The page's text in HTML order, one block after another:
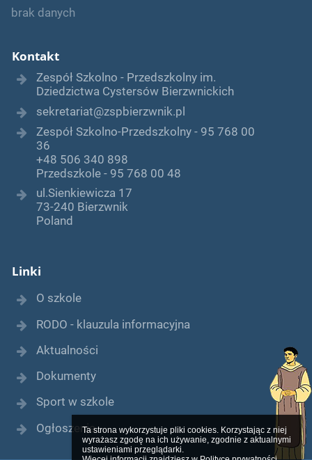
Ta strona wykorzystuje pliki cookies. Korzystając z niej
wyrażasz zgodę na ich używanie, zgodnie z aktualnymi
ustawieniami przeglądarki.
brak danych
Kontakt
Zespół Szkolno - Przedszkolny im.
Dziedzictwa Cystersów Bierzwnickich
sekretariat@zspbierzwnik.pl
Zespół Szkolno-Przedszkolny - 95 768 00
36
+48 506 340 898
Przedszkole - 95 768 00 48
ul.Sienkiewicza 17
73-240 Bierzwnik
Poland
Linki
O szkole
RODO - klauzula informacyjna
Aktualności
Dokumenty
Sport w szkole
Ogłoszenia